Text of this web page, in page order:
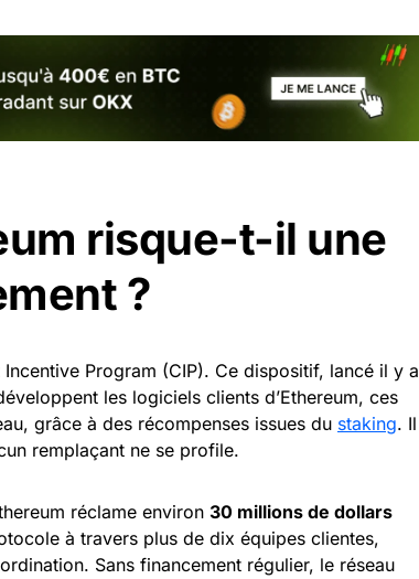
risque-t-il une
?
Program (CIP). Ce dispositif, lancé il y a
les logiciels clients d’Ethereum, ces
grâce à des récompenses issues du staking. Il
remplaçant ne se profile.
réclame environ 30 millions de dollars
à travers plus de dix équipes clientes,
Sans financement régulier, le réseau